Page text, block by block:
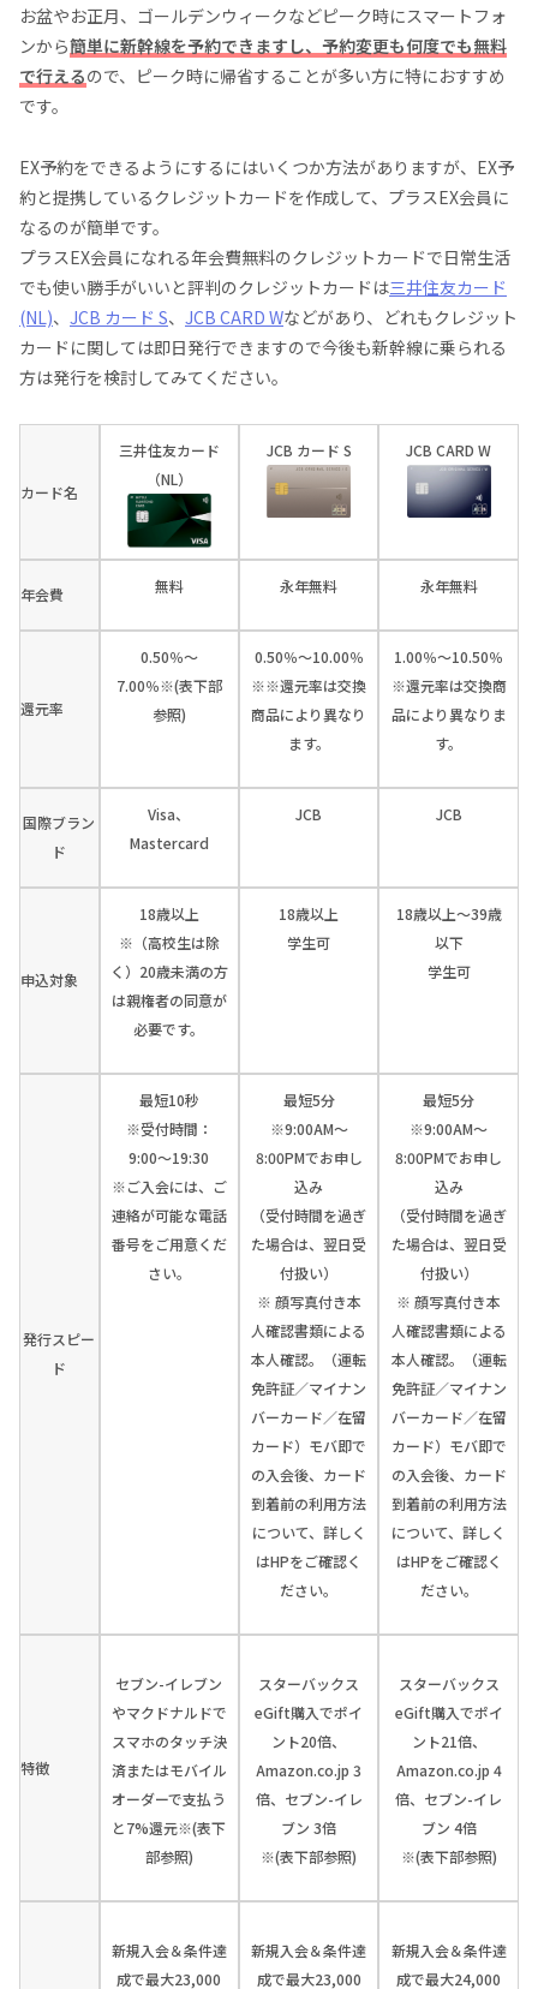
お盆やお正月、ゴールデンウィークなどピーク時にスマートフォ
ンから簡単に新幹線を予約できますし、予約変更も何度でも無料
で行えるので、ピーク時に帰省することが多い方に特におすすめ
です。
EX予約をできるようにするにはいくつか方法がありますが、EX予
約と提携しているクレジットカードを作成して、プラスEX会員に
なるのが簡単です。
プラスEX会員になれる年会費無料のクレジットカードで日常生活
でも使い勝手がいいと評判のクレジットカードは三井住友カード
(NL)、 JCB カード S、 JCB CARD Wなどがあり、どれもクレジット
カードに関しては即日発行できますので今後も新幹線に乗られる
方は発行を検討してみてください。
カード名
三井住友カード
（NL）
JCB カード S JCB CARD W
年会費 無料 永年無料 永年無料
還元率
0.50％～
7.00％※(表下部
参照)
0.50％～10.00％
※※還元率は交換
商品により異なり
ます。
1.00％～10.50％
※還元率は交換商
品により異なりま
す。
国際ブラン
ド
Visa、
Mastercard
JCB JCB
申込対象
18歳以上
※（高校生は除
く）20歳未満の方
は親権者の同意が
必要です。
18歳以上
学生可
18歳以上～39歳
以下
学生可
発行スピー
ド
最短10秒
※受付時間：
9:00〜19:30
※ご入会には、ご
連絡が可能な電話
番号をご用意くだ
さい。
最短5分
※9:00AM～
8:00PMでお申し
込み
（受付時間を過ぎ
た場合は、翌日受
付扱い）
※ 顔写真付き本
人確認書類による
本人確認。（運転
免許証／マイナン
バーカード／在留
カード）モバ即で
の入会後、カード
到着前の利用方法
について、詳しく
はHPをご確認く
ださい。
最短5分
※9:00AM～
8:00PMでお申し
込み
（受付時間を過ぎ
た場合は、翌日受
付扱い）
※ 顔写真付き本
人確認書類による
本人確認。（運転
免許証／マイナン
バーカード／在留
カード）モバ即で
の入会後、カード
到着前の利用方法
について、詳しく
はHPをご確認く
ださい。
特徴
セブン-イレブン
やマクドナルドで
スマホのタッチ決
済またはモバイル
オーダーで支払う
と7%還元※(表下
部参照)
スターバックス
eGift購入でポイ
ント20倍、
Amazon.co.jp 3
倍、セブン-イレ
ブン 3倍
※(表下部参照)
スターバックス
eGift購入でポイ
ント21倍、
Amazon.co.jp 4
倍、セブン-イレ
ブン 4倍
※(表下部参照)
新規入会＆条件達
成で最大23,000
新規入会＆条件達
成で最大23,000
新規入会＆条件達
成で最大24,000